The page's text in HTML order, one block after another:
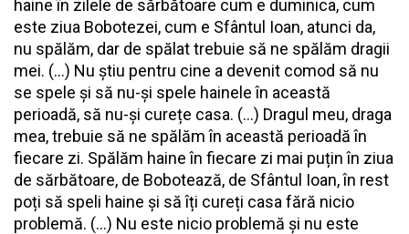
haine în zilele de sărbătoare cum e duminica, cum
este ziua Bobotezei, cum e Sfântul Ioan, atunci da,
nu spălăm, dar de spălat trebuie să ne spălăm dragii
mei. (...) Nu știu pentru cine a devenit comod să nu
se spele și să nu-și spele hainele în această
perioadă, să nu-și curețe casa. (...) Dragul meu, draga
mea, trebuie să ne spălăm în această perioadă în
fiecare zi. Spălăm haine în fiecare zi mai puțin în ziua
de sărbătoare, de Bobotează, de Sfântul Ioan, în rest
poți să speli haine și să îți cureți casa fără nicio
problemă. (...) Nu este nicio problemă și nu este